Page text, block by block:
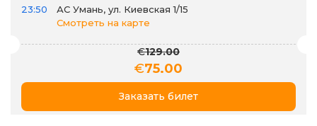
23:50
АС Умань, ул. Киевская 1/15
Смотреть на карте
€129.00
€75.00
Заказать билет